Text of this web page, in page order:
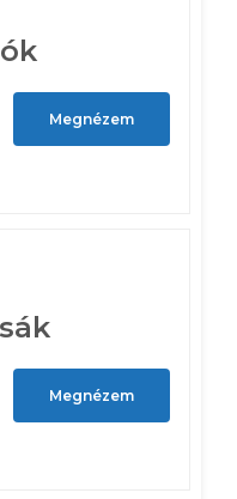
Megnézem
Megnézem